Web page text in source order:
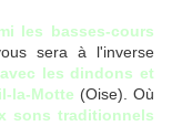
les basses-cours
sera à l'inverse
les dindons et
la-Motte (Oise). Où
sons traditionnels